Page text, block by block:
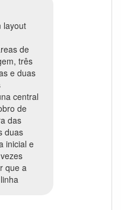
layout
de
três
e duas
central
de
das
duas
inicial e
que a